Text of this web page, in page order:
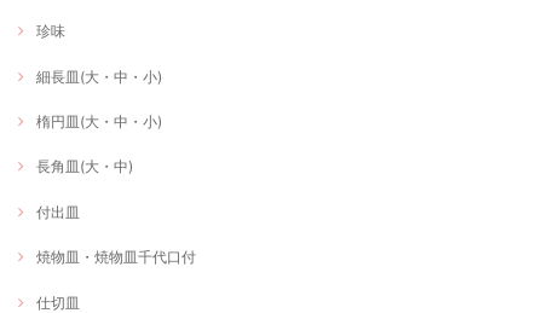
珍味
細長皿(大・中・小)
楕円皿(大・中・小)
長角皿(大・中)
付出皿
焼物皿・焼物皿千代口付
仕切皿